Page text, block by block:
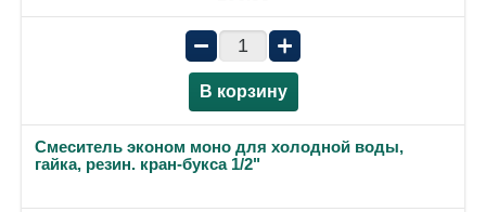
− +
В корзину
Смеситель эконом моно для холодной воды,
гайка, резин. кран-букса 1/2"